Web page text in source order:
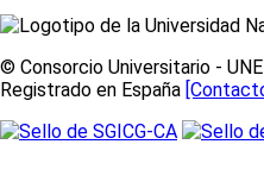
© Consorcio Universitario -
Registrado en España